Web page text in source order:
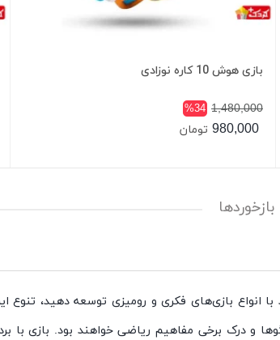
بازی هوش 10 کاره نوزادی
1,480,000
%34
980,000 تومان
بازخوردها
انواع بازی‌های فکری و رومیزی توسعه دهید، تنوع
و درک برخی مفاهیم ریاضی خواهند بود. بازی با